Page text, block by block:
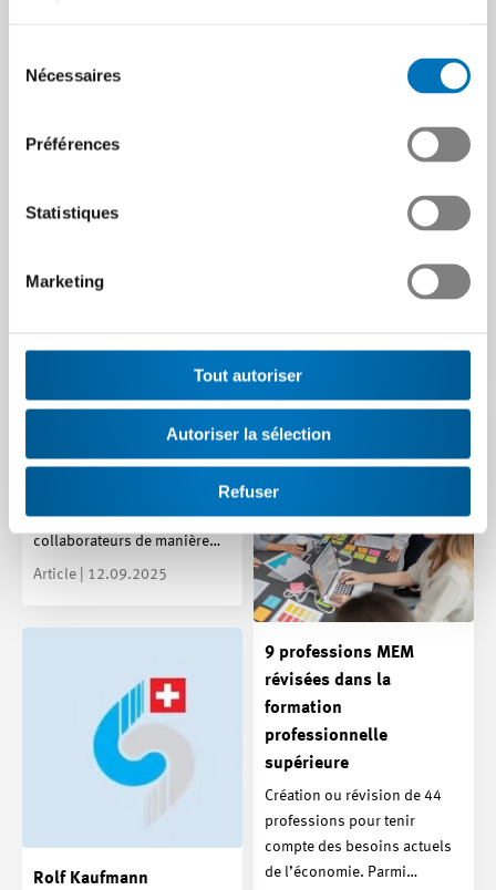
Nécessaires
Préférences
Statistiques
Marketing
Tout autoriser
Autoriser la sélection
Refuser
supérieure : révisions,
d'évoluer : les nouveaux
Article | 10.06.2026
Développer les talents
de la tech de manière
ciblée grâce à des
examens fédéraux
La formation professionnelle
perfectionner vos
collaborateurs de manière…
Article | 12.09.2025
9 professions MEM
révisées dans la
formation
professionnelle
supérieure
Création ou révision de 44
professions pour tenir
compte des besoins actuels
de l’économie. Parmi…
Rolf Kaufmann